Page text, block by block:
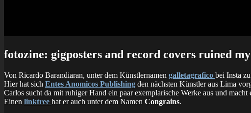
fotozine: gigposters and record covers ruined
Von Ricardo Barandiaran, unter dem Künstlernamen galletagrafico bei Insta
Hier hat sich Entes Anomicos Publishing den nächsten Künstler aus Lima
Carlos sucht da mit ruhiger Hand ein paar exemplarische Werke aus und macht
Einen linktree hat er auch unter dem Namen Congrains.